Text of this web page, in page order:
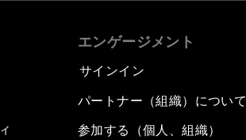
エンゲージメント
サインイン
パートナー（組織）につい
参加する（個人、組織）